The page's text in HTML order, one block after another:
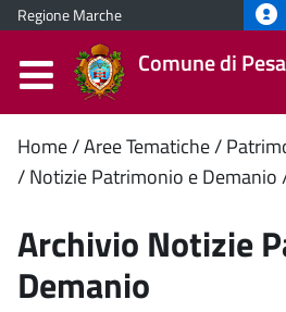
Regione Marche
Comune di
Contenuto
Home Aree Tematiche
Notizie Patrimonio e Demanio
Archivio Notizie
Demanio